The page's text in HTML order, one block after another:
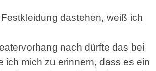
dastehen, weiß ich
nach dürfte das bei
ich mich zu erinnern, dass es ein